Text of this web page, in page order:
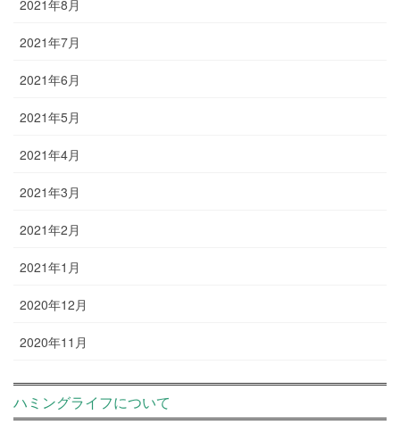
2021年8月
2021年7月
2021年6月
2021年5月
2021年4月
2021年3月
2021年2月
2021年1月
2020年12月
2020年11月
ハミングライフについて